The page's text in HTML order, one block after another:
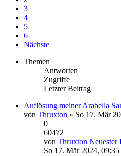
3
4
5
6
Nächste
Themen
Antworten
Zugriffe
Letzter Beitrag
Auflösung meiner Arabella
von Thruxton » So 17. Mär
0
60472
von Thruxton Neuester
So 17. Mär 2024, 09:35